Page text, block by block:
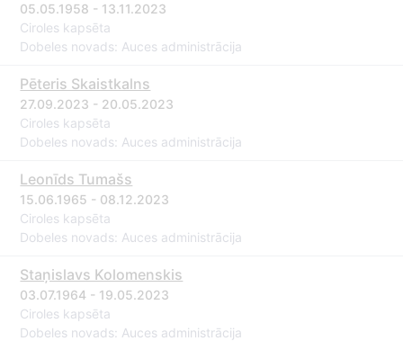
05.05.1958 - 13.11.2023
Ciroles kapsēta
Dobeles novads: Auces administrācija
Pēteris Skaistkalns
27.09.2023 - 20.05.2023
Ciroles kapsēta
Dobeles novads: Auces administrācija
Leonīds Tumašs
15.06.1965 - 08.12.2023
Ciroles kapsēta
Dobeles novads: Auces administrācija
Staņislavs Kolomenskis
03.07.1964 - 19.05.2023
Ciroles kapsēta
Dobeles novads: Auces administrācija